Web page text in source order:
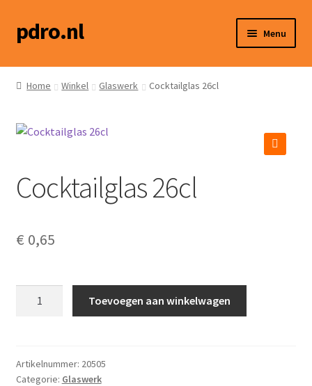
Ga
door
Ga
naar
pdro.nl Menu
Home
Hoe werkt het?
Social media
Home Winkel Glaswerk Cocktailglas 26cl
Cocktailglas 26cl
€ 0,65
Toevoegen aan winkelwagen
Artikelnummer: 20505
Categorie: Glaswerk